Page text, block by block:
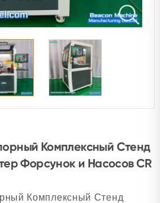
Комплексный Стенд
Форсунок и Насосов CR
Комплексный Стенд